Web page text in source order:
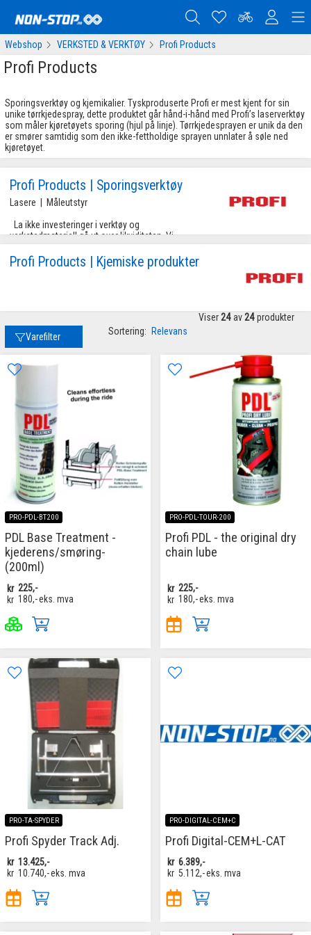
Webshop VERKSTED & VERKTØY Profi Products
Profi Products
Sporingsverktøy og kjemikalier. Tyskproduserte Profi er mest kjent for sin
unike tørrkjedespray, dette produktet går hånd-i-hånd med Profi’s laserverktøy
som måler kjøretøyets sporing (hjul på linje). Tørrkjedesprayen er unik da den
er smører samtidig som den ikke-fettholdige sprayen unnlater å søle ned
kjøretøyet.
Profi Products | Sporingsverktøy
Lasere  |  Måleutstyr
verkstedmateriell gå ut over likviditeten. Vi
tilbyr leasing, og kan gi deg snarlig
kostnadsoverslag!
Profi Products | Kjemiske produkter
Varefilter Sortering: Relevans
Viser 24 av 24 produkter
PRO-PDL-BT200
PDL Base Treatment -
kjederens/smøring-
(200ml)
kr 225,-
kr 180,-eks. mva
PRO-PDL-TOUR-200
Profi PDL - the original dry
chain lube
kr 225,-
kr 180,-eks. mva
PRO-TA-SPYDER
Profi Spyder Track Adj.
kr 13.425,-
kr 10.740,-eks. mva
PRO-DIGITAL-CEM+C
Profi Digital-CEM+L-CAT
kr 6.389,-
kr 5.112,-eks. mva